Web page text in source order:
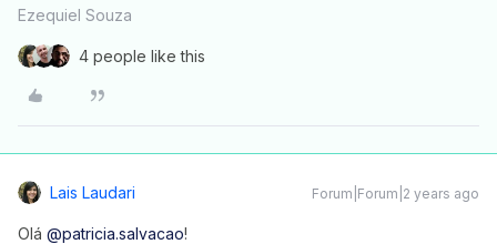
Ezequiel Souza
4 people like this
Lais Laudari Forum|Forum|2 years ago
Olá @patricia.salvacao!